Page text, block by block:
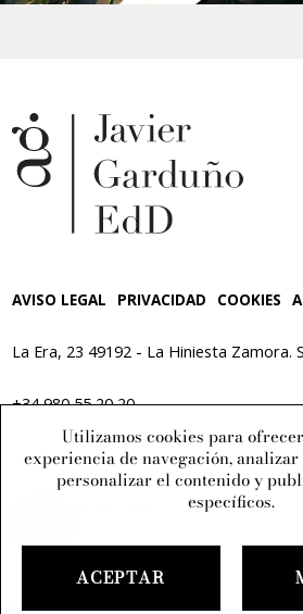
Utilizamos cookies para
experiencia de navegación,
personalizar el contenido y
específicos.
ACEPTAR
AVISO LEGAL PRIVACIDAD COOKIES
La Era, 23 49192 - La Hiniesta Zamora.
+34 980 55 20 20
info@javiergarduno.com